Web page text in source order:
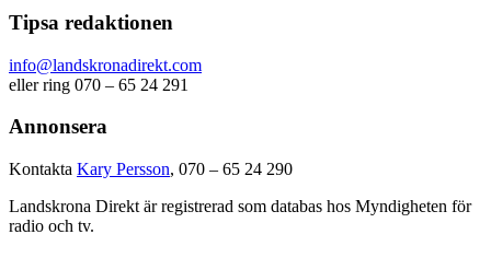
Tipsa redaktionen
info@landskronadirekt.com
eller ring 070 – 65 24 291
Annonsera
Kontakta Kary Persson, 070 – 65 24 290
Landskrona Direkt är registrerad som databas hos Myndigheten för
radio och tv.